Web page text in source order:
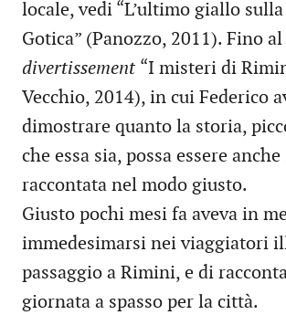
locale, vedi “L’ultimo giallo
Gotica” (Panozzo, 2011). Fino
divertissement “I misteri di
Vecchio, 2014), in cui Federico
dimostrare quanto la storia,
che essa sia, possa essere anche
raccontata nel modo giusto.
Giusto pochi mesi fa aveva in
immedesimarsi nei viaggiatori
passaggio a Rimini, e di
giornata a spasso per la città.